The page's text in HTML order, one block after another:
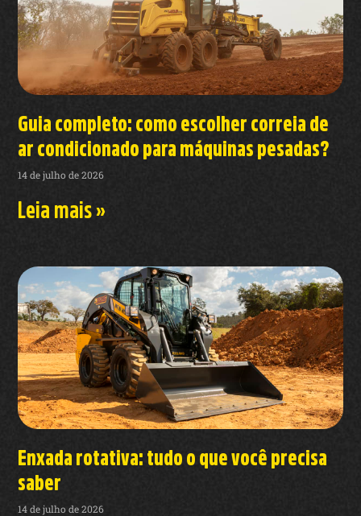
Guia completo: como escolher correia de
ar condicionado para máquinas pesadas?
14 de julho de 2026
Leia mais »
Enxada rotativa: tudo o que você precisa
saber
14 de julho de 2026